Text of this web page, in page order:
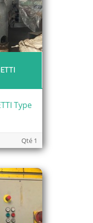
Type
Qté 1